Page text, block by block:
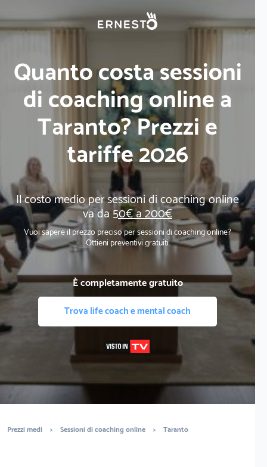
Quanto costa sessioni
di coaching online a
Taranto? Prezzi e
tariffe 2026
Il costo medio per sessioni di coaching online
va da 50€ a 200€
Vuoi sapere il prezzo preciso per sessioni di coaching online?
Ottieni preventivi gratuiti.
È completamente gratuito
Trova life coach e mental coach
Prezzi medi > Sessioni di coaching online > Taranto